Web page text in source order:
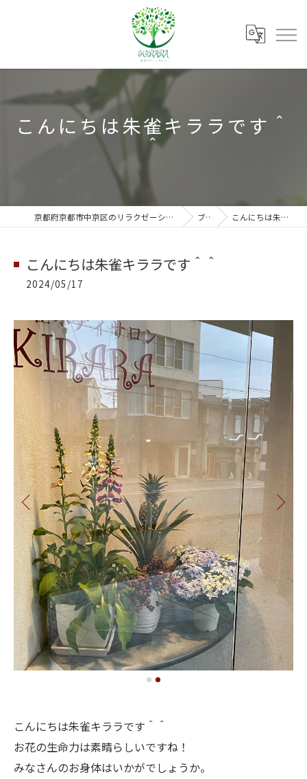
こんにちは朱雀キララです＾
＾
京都府京都市中京区のリラクゼーションなら朱雀ボディーサロンKIRARA ブログ こんにちは朱雀キララです＾＾
こんにちは朱雀キララです＾＾
2024/05/17
こんにちは朱雀キララです＾＾
お花の生命力は素晴らしいですね！
みなさんのお身体はいかがでしょうか。